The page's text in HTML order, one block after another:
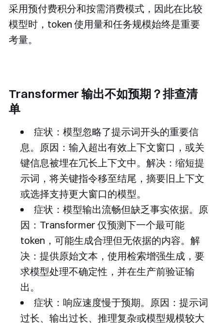
采用预付费积分和按需消费模式，因此在比较
模型时，token 使用量和任务规模始终是重要
考量。
Transformer 输出不如预期？排查清
单
症状：模型忽略了提示词开头的重要信
息。原因：输入超出有效上下文窗口，或关
键信息被埋在冗长上下文中。解决：缩短提
示词，将关键指令移至结尾，摘要旧上下文
或选择支持更大窗口的模型。
症状：模型输出流畅但缺乏事实依据。原
因：Transformer 仅预测下一个最可能
token，可能生成合理但无依据的内容。解
决：提供原始文本，使用检索增强生成，要
求模型处理不确定性，并在生产前验证输
出。
症状：响应速度慢于预期。原因：提示词
过长、输出过长、推理复杂或模型规模较大